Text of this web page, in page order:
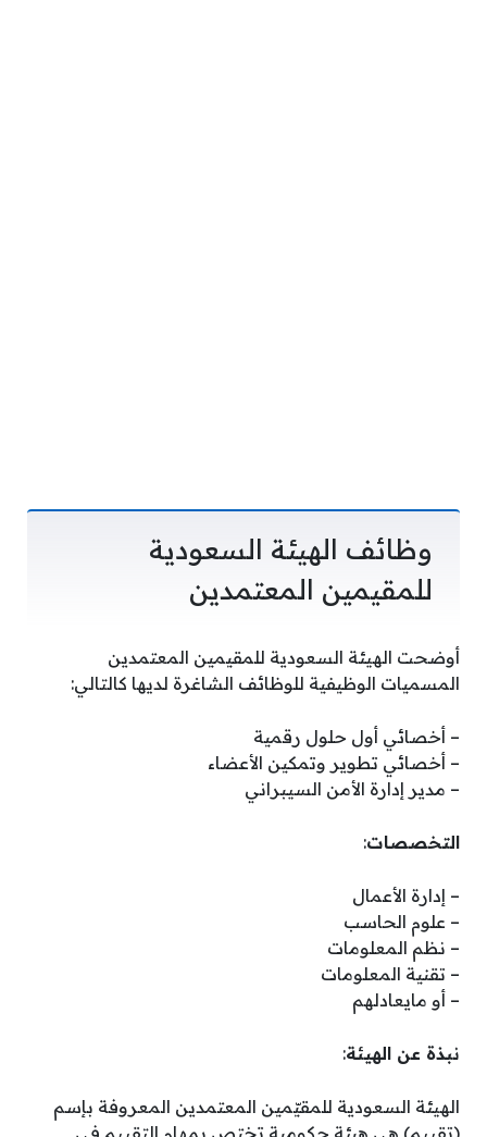
وظائف الهيئة السعودية
للمقيمين المعتمدين
أوضحت الهيئة السعودية للمقيمين المعتمدين
المسميات الوظيفية للوظائف الشاغرة لديها كالتالي:
– أخصائي أول حلول رقمية
– أخصائي تطوير وتمكين الأعضاء
– مدير إدارة الأمن السيبراني
التخصصات:
– إدارة الأعمال
– علوم الحاسب
– نظم المعلومات
– تقنية المعلومات
– أو مايعادلهم
نبذة عن الهيئة:
الهيئة السعودية للمقيّمين المعتمدين المعروفة بإسم
(تقييم) هي هيئة حكومية تختص بمهام التقييم في